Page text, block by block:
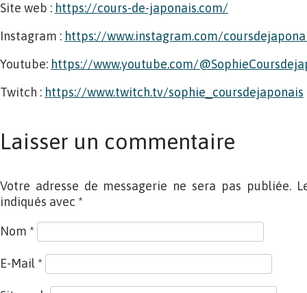
Site web : https://cours-de-japonais.com/
Instagram : https://www.instagram.com/
Youtube: https://www.youtube.com/
Twitch : https://www.twitch.tv/sophie_coursdejaponais
Laisser un commentaire
Votre adresse de messagerie ne sera pas publiée.
indiqués avec *
Nom *
E-Mail *